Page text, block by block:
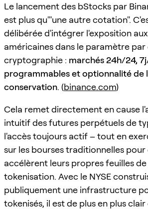
Le lancement des bStocks par
est plus qu'"une autre cotation".
délibérée d'intégrer l'exposition
américaines dans le paramètre
cryptographie : marchés 24h/24,
programmables et optionnalité de
conservation. (binance.com)
Cela remet directement en cause
intuitif des futures perpétuels de
l'accès toujours actif – tout en
sur les bourses traditionnelles pour
accélèrent leurs propres feuilles
tokenisation. Avec le NYSE
publiquement une infrastructure
tokenisés, il est de plus en plus clair